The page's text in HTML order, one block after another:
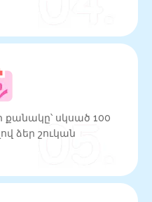
սկսած 100
ձեր շուկան